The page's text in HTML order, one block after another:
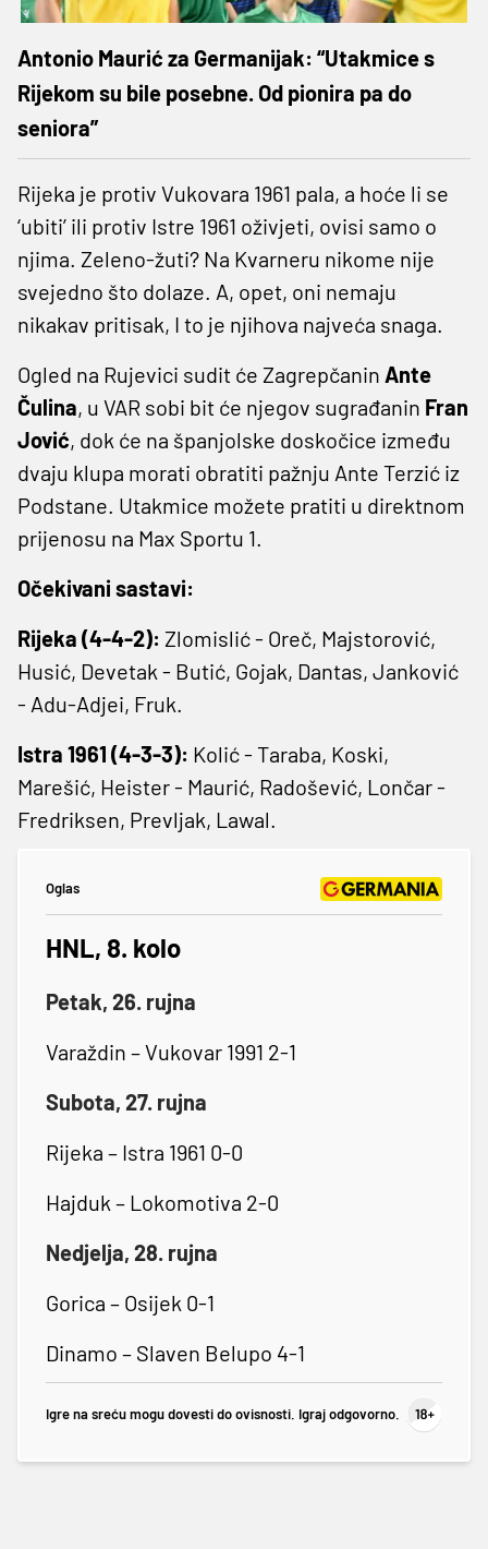
Antonio Maurić za Germanijak: “Utakmice s
Rijekom su bile posebne. Od pionira pa do
seniora”
Rijeka je protiv Vukovara 1961 pala, a hoće li se
‘ubiti’ ili protiv Istre 1961 oživjeti, ovisi samo o
njima. Zeleno-žuti? Na Kvarneru nikome nije
svejedno što dolaze. A, opet, oni nemaju
nikakav pritisak, I to je njihova najveća snaga.
Ogled na Rujevici sudit će Zagrepčanin Ante
Čulina, u VAR sobi bit će njegov sugrađanin Fran
Jović, dok će na španjolske doskočice između
dvaju klupa morati obratiti pažnju Ante Terzić iz
Podstane. Utakmice možete pratiti u direktnom
prijenosu na Max Sportu 1.
Očekivani sastavi:
Rijeka (4-4-2): Zlomislić - Oreč, Majstorović,
Husić, Devetak - Butić, Gojak, Dantas, Janković
- Adu-Adjei, Fruk.
Istra 1961 (4-3-3): Kolić - Taraba, Koski,
Marešić, Heister - Maurić, Radošević, Lončar -
Fredriksen, Prevljak, Lawal.
Oglas
HNL, 8. kolo
Petak, 26. rujna
Varaždin – Vukovar 1991 2-1
Subota, 27. rujna
Rijeka – Istra 1961 0-0
Hajduk – Lokomotiva 2-0
Nedjelja, 28. rujna
Gorica – Osijek 0-1
Dinamo – Slaven Belupo 4-1
Igre na sreću mogu dovesti do ovisnosti. Igraj odgovorno.